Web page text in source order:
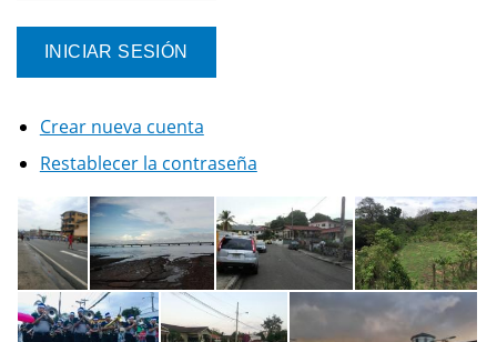
Crear nueva cuenta
Restablecer la contraseña